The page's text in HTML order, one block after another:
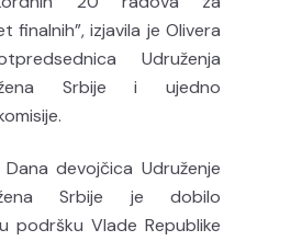
finalnih”, izjavila je Olivera
Udruženja
Srbije i ujedno
devojčica Udruženje
Srbije je dobilo
podršku Vlade Republike